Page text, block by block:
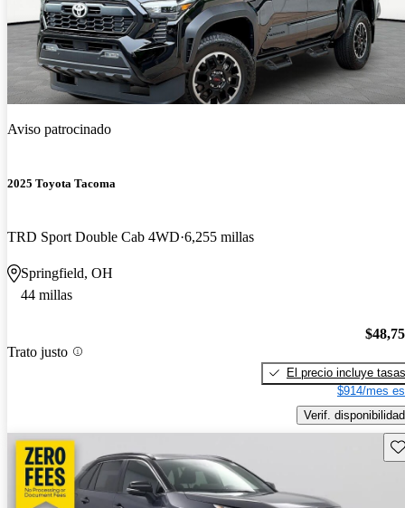
Aviso patrocinado
2025 Toyota Tacoma
TRD Sport Double Cab 4WD 6,255 millas
Springfield, OH
44 millas
Trato justo
El precio incluye tasas
$914/mes
Verif. disponibilidad